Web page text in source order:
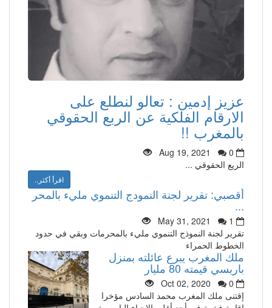
عزيز إدمين : تعالو لنطلع على
الارقام الفلكية عن الربع الحقوقي
بالمغرب !!
Aug 19, 2021
0
الريع الحقوقي ...
اقرأ أكثر..
أقصبي: تقرير لجنة النمودج التنموي مليء بالمحر
May 31, 2021
1
تقرير لجنة النموذج التنموي مليء بالمحرمات وبقي في حدود
الخطوط الحمراء
ملك المغرب يبرع عائلته بمنزل
باريسي قيمته 80 مليار
Oct 02, 2020
0
إقتنى ملك المغرب محمد السادس مؤخرا